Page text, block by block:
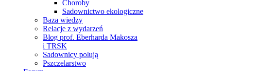
Choroby
Sadownictwo ekologiczne
Baza wiedzy
Relacje z wydarzeń
Blog prof. Eberharda Makosza
i TRSK
Sadownicy polują
Pszczelarstwo